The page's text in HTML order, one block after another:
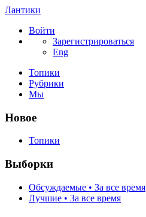
Лантики
Войти
Зарегистрироваться
Eng
Топики
Рубрики
Мы
Новое
Топики
Выборки
Обсуждаемые • За все время
Лучшие • За все время